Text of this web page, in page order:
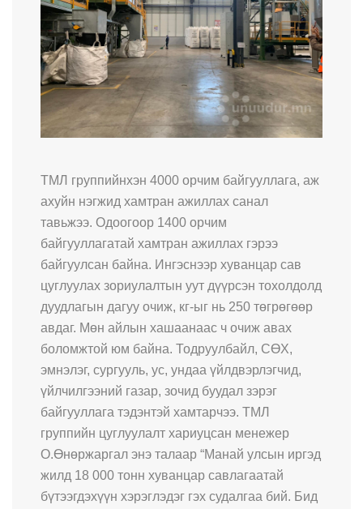
ТМЛ группийнхэн 4000 орчим байгууллага, аж
ахуйн нэгжид хамтран ажиллах санал
тавьжээ. Одоогоор 1400 орчим
байгууллагатай хамтран ажиллах гэрээ
байгуулсан байна. Ингэснээр хуванцар сав
цуглуулах зориулалтын уут дүүрсэн тохолдолд
дуудлагын дагуу очиж, кг-ыг нь 250 төгрөгөөр
авдаг. Мөн айлын хашаанаас ч очиж авах
боломжтой юм байна. Тодруулбайл, СӨХ,
эмнэлэг, сургууль, ус, ундаа үйлдвэрлэгчид,
үйлчилгээний газар, зочид буудал зэрэг
байгууллага тэдэнтэй хамтарчээ. ТМЛ
группийн цуглуулалт хариуцсан менежер
О.Өнөржаргал энэ талаар “Манай улсын иргэд
жилд 18 000 тонн хуванцар савлагаатай
бүтээгдэхүүн хэрэглэдэг гэх судалгаа бий. Бид